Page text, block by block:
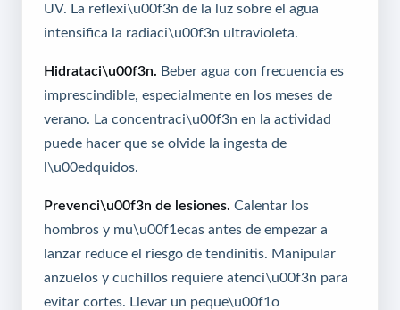
UV. La reflexi\u00f3n de la luz sobre el agua
intensifica la radiaci\u00f3n ultravioleta.
Hidrataci\u00f3n. Beber agua con frecuencia es
imprescindible, especialmente en los meses de
verano. La concentraci\u00f3n en la actividad
puede hacer que se olvide la ingesta de
l\u00edquidos.
Prevenci\u00f3n de lesiones. Calentar los
hombros y mu\u00f1ecas antes de empezar a
lanzar reduce el riesgo de tendinitis. Manipular
anzuelos y cuchillos requiere atenci\u00f3n para
evitar cortes. Llevar un peque\u00f1o